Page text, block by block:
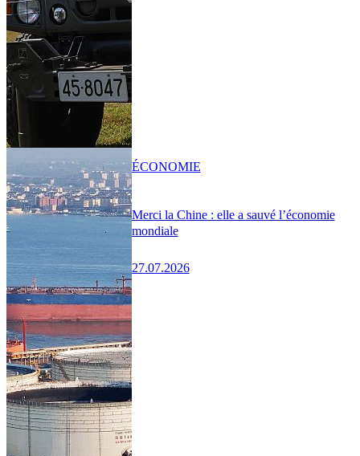
Merci la Chine : elle a sauvé l’économie
mondiale
27.07.2026
ÉCONOMIE